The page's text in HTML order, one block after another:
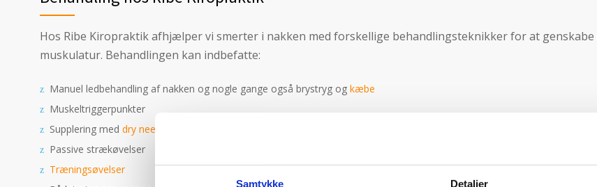
Samtykke Detaljer
Hos Ribe Kiropraktik afhjælper vi smerter i nakken med forskellige behandlingsteknikker for at
muskulatur. Behandlingen kan indbefatte:
Manuel ledbehandling af nakken og nogle gange også brystryg og kæbe
Muskeltriggerpunkter
Supplering med dry needling
Passive strækøvelser
Træningsøvelser